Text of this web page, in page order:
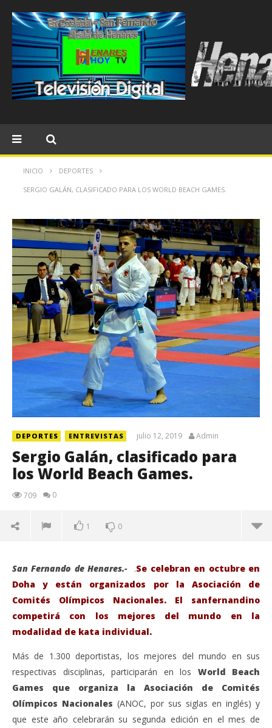
INICIO DEPORTES
SERGIO GALÁN, CLASIFICADO PARA LOS WORLD BEACH GAMES.
DEPORTES ENTREVISTAS julio 12, 2019 Admin
Sergio Galán, clasificado para
los World Beach Games.
709 0
1 0
VIENDO AHORA
San Fernando de Henares.- .Se celebran en octubre en
Doha y están organizados por la Asociación de
Comités Olímpicos Nacionales. El sanfernandino
competirá con los mejores del mundo en la
modalidad de kata individual.
Más de 1.300 deportistas, los mejores del mundo en sus
respectivas disciplinas, participarán en los World Beach
Games que organiza la Asociación de Comités
Olímpicos Nacionales (ANOC, por sus siglas en inglés) y
que este año celebrarán su segunda edición en el mes de